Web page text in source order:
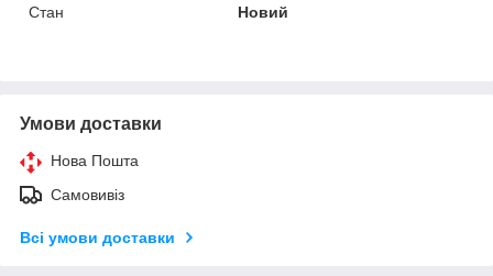
Стан
Новий
Умови доставки
Нова Пошта
Самовивіз
Всі умови доставки